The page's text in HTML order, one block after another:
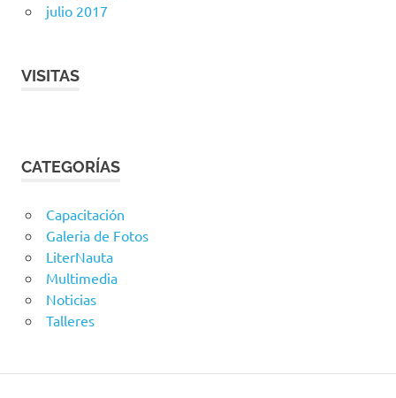
julio 2017
VISITAS
CATEGORÍAS
Capacitación
Galeria de Fotos
LiterNauta
Multimedia
Noticias
Talleres